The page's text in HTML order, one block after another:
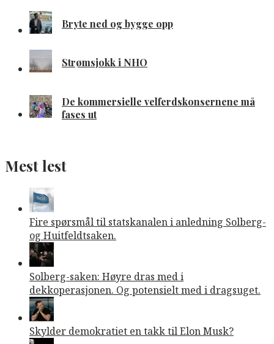
Bryte ned og bygge opp
Strømsjokk i NHO
De kommersielle velferdskonsernene må
fases ut
Mest lest
Fire spørsmål til statskanalen i anledning Solberg-
og Huitfeldtsaken.
Solberg-saken: Høyre dras med i
dekkoperasjonen. Og potensielt med i dragsuget.
Skylder demokratiet en takk til Elon Musk?